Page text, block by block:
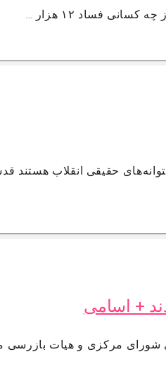
حقیقی انقلاب هستند
+ اسامی
شورای‌ مرکزی و هیات بازرسی